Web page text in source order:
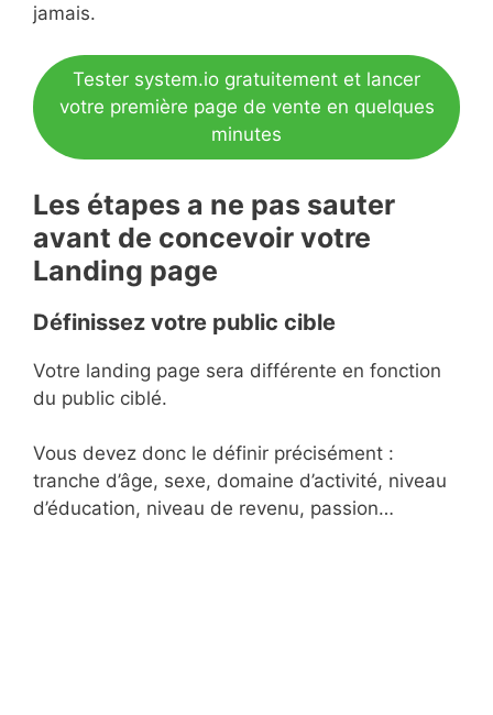
jamais.
Tester system.io gratuitement et lancer
votre première page de vente en quelques
minutes
Les étapes a ne pas sauter
avant de concevoir votre
Landing page
Définissez votre public cible
Votre landing page sera différente en fonction
du public ciblé.
Vous devez donc le définir précisément :
tranche d’âge, sexe, domaine d’activité, niveau
d’éducation, niveau de revenu, passion…